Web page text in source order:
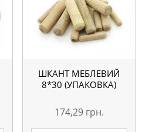
ШКАНТ МЕБЛЕВИЙ
8*30 (УПАКОВКА)
174,29 грн.